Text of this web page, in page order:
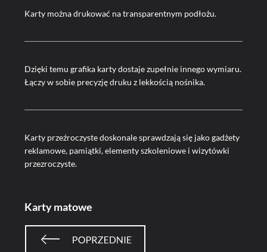
Karty można drukować na transparentnym podłożu.
Dzięki temu grafika karty dostaje zupełnie innego wymiaru.
Łączy w sobie precyzję druku z lekkością nośnika.
Karty przeźroczyste doskonale sprawdzają się jako gadżety
reklamowe, pamiątki, elementy szkoleniowe i wizytówki
przezroczyste.
Karty matowe